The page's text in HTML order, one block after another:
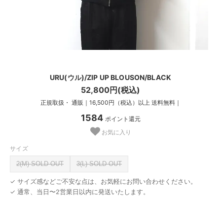
URU(ウル)/ZIP UP BLOUSON/BLACK
52,800円(税込)
正規取扱・ 通販｜16,500円（税込）以上 送料無料｜
1584 ポイント還元
お気に入り
サイズ
2(M) SOLD OUT 3(L) SOLD OUT
✓ サイズ感などご不安な点は、お気軽にお問い合わせください。
✓ 通常、当日〜2営業日以内に発送いたします。